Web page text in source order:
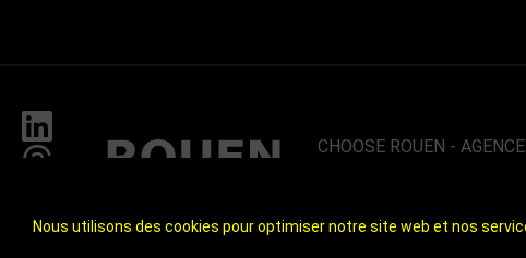
Nous utilisons des cookies pour optimiser notre site web et nos
CHOOSE ROUEN -
UN TERRITOIRE DE 800
CHOOSE ROUEN - ICI